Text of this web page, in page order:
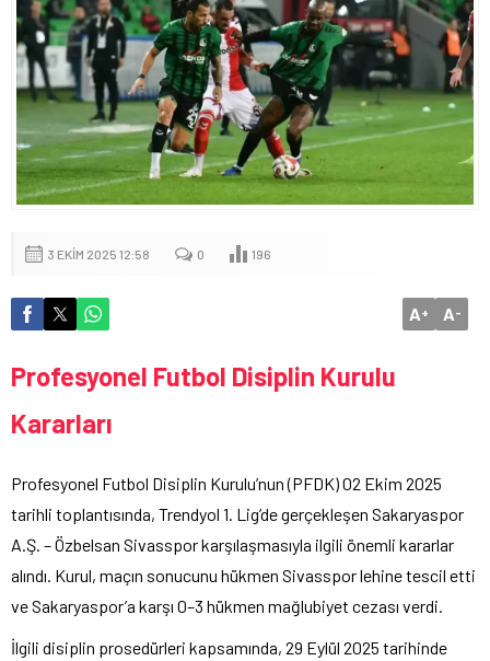
3 EKIM 2025 12:58 0 196
A+ A-
Profesyonel Futbol Disiplin Kurulu
Kararları
Profesyonel Futbol Disiplin Kurulu’nun (PFDK) 02 Ekim 2025
tarihli toplantısında, Trendyol 1. Lig’de gerçekleşen Sakaryaspor
A.Ş. – Özbelsan Sivasspor karşılaşmasıyla ilgili önemli kararlar
alındı. Kurul, maçın sonucunu hükmen Sivasspor lehine tescil etti
ve Sakaryaspor’a karşı 0–3 hükmen mağlubiyet cezası verdi.
İlgili disiplin prosedürleri kapsamında, 29 Eylül 2025 tarihinde